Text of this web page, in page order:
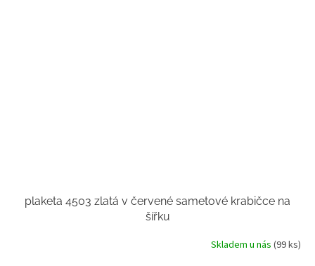
plaketa 4503 zlatá v červené sametové krabičce na
šířku
Skladem u nás (99 ks)